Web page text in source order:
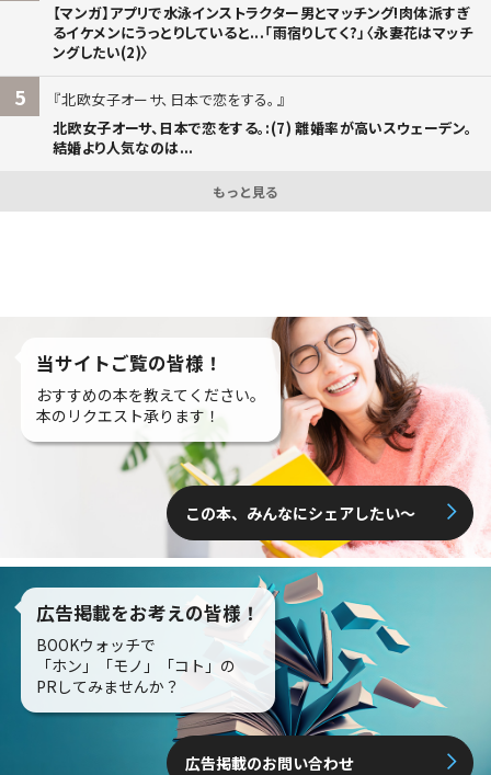
【マンガ】アプリで水泳インストラクター男とマッチング!肉体派すぎ
るイケメンにうっとりしていると...「雨宿りしてく?」〈永妻花はマッチ
ングしたい(2)〉
5
北欧女子オーサ、日本で恋をする。
北欧女子オーサ、日本で恋をする。:(7) 離婚率が高いスウェーデン。
結婚より人気なのは...
もっと見る
当サイトご覧の皆様！
おすすめの本を教えてください。
本のリクエスト承ります！
この本、みんなにシェアしたい〜
広告掲載をお考えの皆様！
BOOKウォッチで
「ホン」「モノ」「コト」の
PRしてみませんか？
広告掲載のお問い合わせ